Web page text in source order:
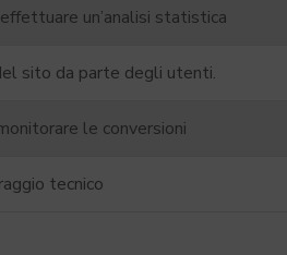
un’analisi statistica
sito da parte degli utenti.
le conversioni
tecnico